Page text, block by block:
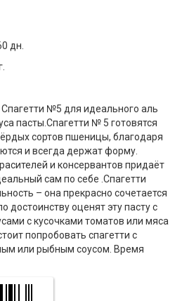
дн.
№5 для идеального аль
пасты.Спагетти № 5 готовятся
сортов пшеницы, благодаря
и всегда держат форму.
и консервантов придаёт
сам по себе .Спагетти
– она прекрасно сочетается
достоинству оценят эту пасту с
с кусочками томатов или мяса
попробовать спагетти с
или рыбным соусом. Время